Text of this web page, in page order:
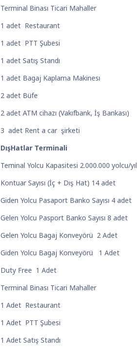
Terminal Binası Ticari Mahaller
1 adet Restaurant
1 adet PTT Şubesi
1 adet Satış Standı
1 adet Bagaj Kaplama Makinesı
2 adet Büfe
2 adet ATM cihazı (Vakıfbank, İş Bankası)
3 adet Rent a car şirketi
DışHatlar Terminali
Teminal Yolcu Kapasitesi 2.000.000 yolcu/yıl
Kontuar Sayısı (İç + Dış Hat) 14 adet
Giden Yolcu Pasaport Banko Sayısı 4 adet
Gelen Yolcu Pasport Banko Sayısı 8 adet
Gelen Yolcu Bagaj Konveyörü 2 Adet
Giden Yolcu Bagaj Konveyörü 1 Adet
Duty Free 1 Adet
Terminal Binası Ticari Mahaller
1 Adet Restaurant
1 Adet PTT Şubesi
1 Adet Satış Standı